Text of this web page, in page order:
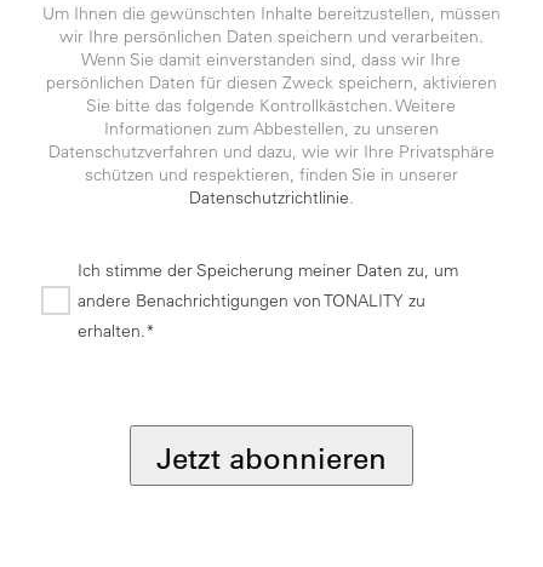
Um Ihnen die gewünschten Inhalte bereitzustellen, müssen
wir Ihre persönlichen Daten speichern und verarbeiten.
Wenn Sie damit einverstanden sind, dass wir Ihre
persönlichen Daten für diesen Zweck speichern, aktivieren
Sie bitte das folgende Kontrollkästchen. Weitere
Informationen zum Abbestellen, zu unseren
Datenschutzverfahren und dazu, wie wir Ihre Privatsphäre
schützen und respektieren, finden Sie in unserer
Datenschutzrichtlinie.
Ich stimme der Speicherung meiner Daten zu, um
andere Benachrichtigungen von TONALITY zu
erhalten.*
Jetzt abonnieren